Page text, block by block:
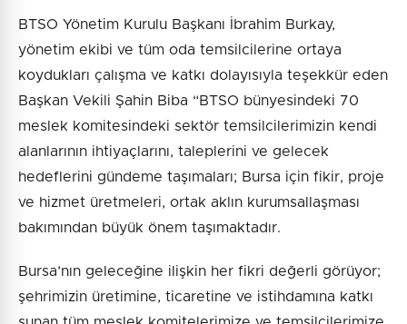
BTSO Yönetim Kurulu Başkanı İbrahim Burkay,
yönetim ekibi ve tüm oda temsilcilerine ortaya
koydukları çalışma ve katkı dolayısıyla teşekkür eden
Başkan Vekili Şahin Biba “BTSO bünyesindeki 70
meslek komitesindeki sektör temsilcilerimizin kendi
alanlarının ihtiyaçlarını, taleplerini ve gelecek
hedeflerini gündeme taşımaları; Bursa için fikir, proje
ve hizmet üretmeleri, ortak aklın kurumsallaşması
bakımından büyük önem taşımaktadır.
Bursa’nın geleceğine ilişkin her fikri değerli görüyor;
şehrimizin üretimine, ticaretine ve istihdamına katkı